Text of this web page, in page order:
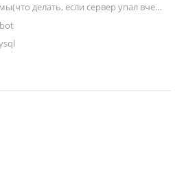
делать, если сервер упал вчера)